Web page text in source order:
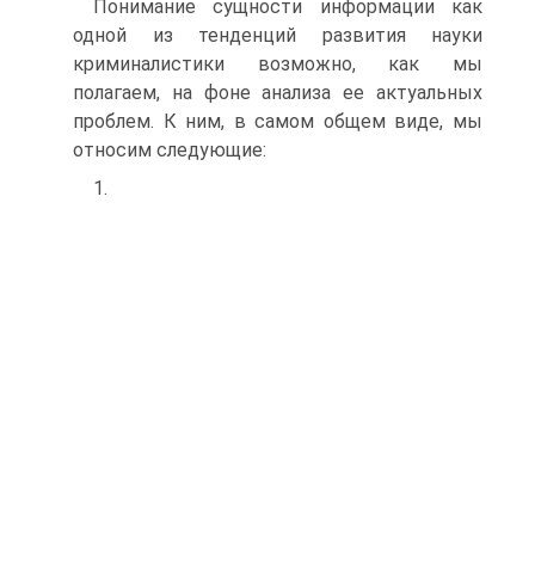
Понимание сущности информации как
одной из тенденций развития науки
криминалистики возможно, как мы
полагаем, на фоне анализа ее актуальных
проблем. К ним, в самом общем виде, мы
относим следующие:
1.